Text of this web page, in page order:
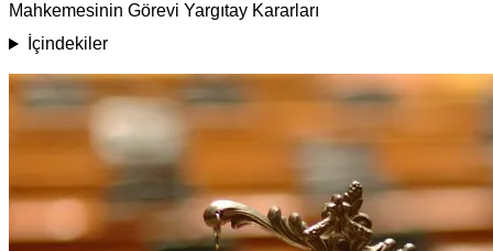
Mahkemesinin Görevi Yargıtay Kararları
İçindekiler